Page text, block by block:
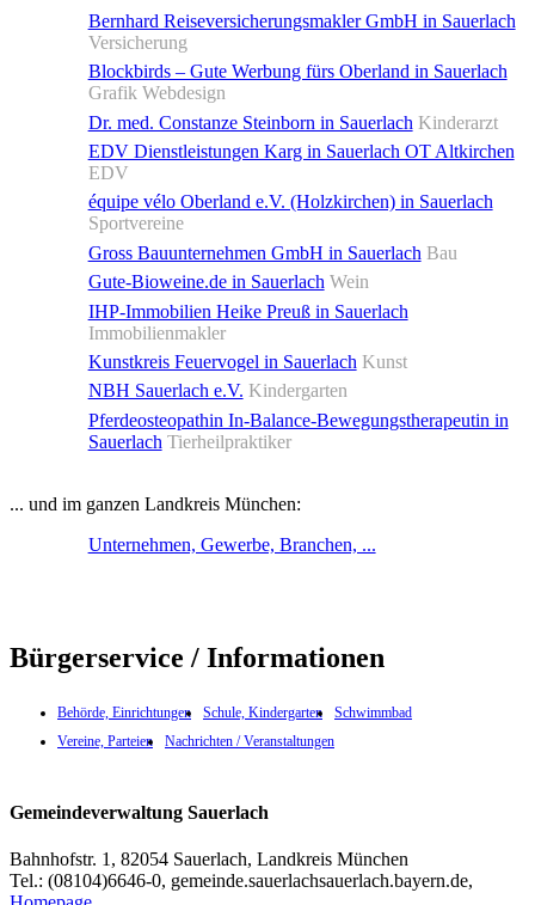
Bernhard Reiseversicherungsmakler GmbH in Sauerlach
Versicherung
Blockbirds – Gute Werbung fürs Oberland in Sauerlach
Grafik Webdesign
Dr. med. Constanze Steinborn in Sauerlach Kinderarzt
EDV Dienstleistungen Karg in Sauerlach OT Altkirchen
EDV
équipe vélo Oberland e.V. (Holzkirchen) in Sauerlach
Sportvereine
Gross Bauunternehmen GmbH in Sauerlach Bau
Gute-Bioweine.de in Sauerlach Wein
IHP-Immobilien Heike Preuß in Sauerlach
Immobilienmakler
Kunstkreis Feuervogel in Sauerlach Kunst
NBH Sauerlach e.V. Kindergarten
Pferdeosteopathin In-Balance-Bewegungstherapeutin in
Sauerlach Tierheilpraktiker
... und im ganzen Landkreis München:
Unternehmen, Gewerbe, Branchen, ...
Bürgerservice / Informationen
Behörde, Einrichtungen Schule, Kindergarten
Schwimmbad
Vereine, Parteien
Nachrichten / Veranstaltungen
Gemeindeverwaltung Sauerlach
Bahnhofstr. 1, 82054 Sauerlach, Landkreis München
Tel.: (08104)6646-0, gemeinde.sauerlachsauerlach.bayern.de,